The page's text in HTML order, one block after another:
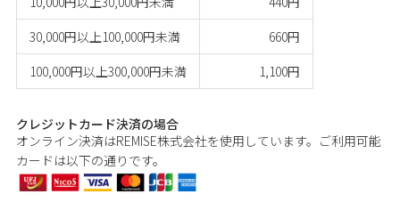
30,000円以上100,000円未満
660円
100,000円以上300,000円未満
1,100円
クレジットカード決済の場合
オンライン決済はREMISE株式会社を使用しています。ご利用可能
カードは以下の通りです。